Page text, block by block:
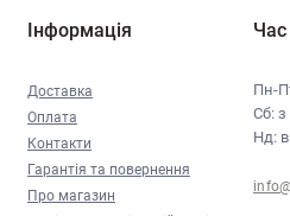
Інформація
Доставка
Оплата
Контакти
Гарантія та повернення
Про магазин
Час
Пн-
Сб: з
Нд: